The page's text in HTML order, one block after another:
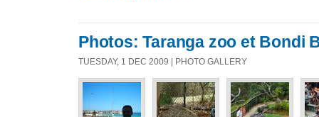
Photos: Taranga zoo et Bondi
TUESDAY, 1 DEC 2009 | PHOTO GALLERY